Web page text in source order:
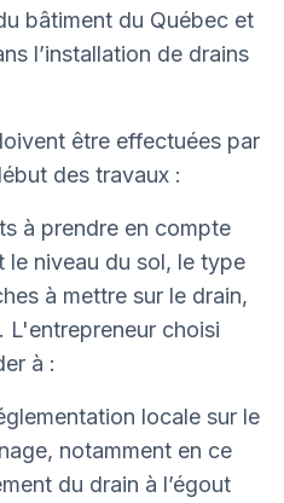
bâtiment du Québec et
l’installation de drains
être effectuées par
des travaux :
à prendre en compte
le niveau du sol, le type
à mettre sur le drain,
L'entrepreneur choisi
à :
locale sur le
notamment en ce
du drain à l’égout